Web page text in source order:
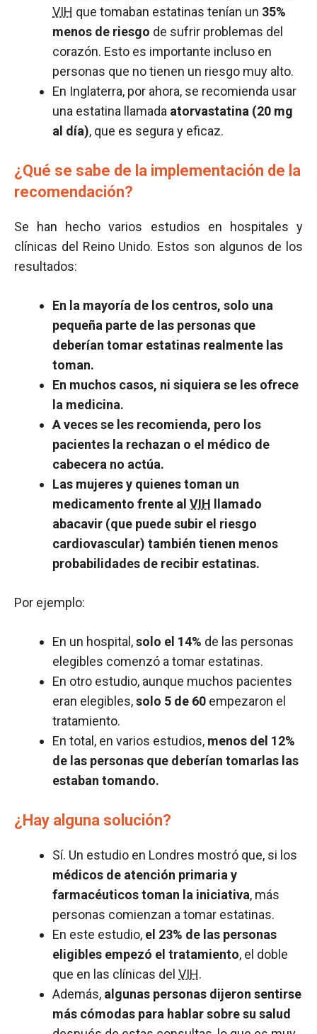
VIH que tomaban estatinas tenían un 35%
menos de riesgo de sufrir problemas del
corazón. Esto es importante incluso en
personas que no tienen un riesgo muy alto.
En Inglaterra, por ahora, se recomienda usar
una estatina llamada atorvastatina (20 mg
al día), que es segura y eficaz.
¿Qué se sabe de la implementación de la
recomendación?
Se han hecho varios estudios en hospitales y
clínicas del Reino Unido. Estos son algunos de los
resultados:
En la mayoría de los centros, solo una
pequeña parte de las personas que
deberían tomar estatinas realmente las
toman.
En muchos casos, ni siquiera se les ofrece
la medicina.
A veces se les recomienda, pero los
pacientes la rechazan o el médico de
cabecera no actúa.
Las mujeres y quienes toman un
medicamento frente al VIH llamado
abacavir (que puede subir el riesgo
cardiovascular) también tienen menos
probabilidades de recibir estatinas.
Por ejemplo:
En un hospital,solo el 14% de las personas
elegibles comenzó a tomar estatinas.
En otro estudio, aunque muchos pacientes
eran elegibles,solo 5 de 60 empezaron el
tratamiento.
En total, en varios estudios, menos del 12%
de las personas que deberían tomarlas las
estaban tomando.
¿Hay alguna solución?
Sí. Un estudio en Londres mostró que, si los
médicos de atención primaria y
farmacéuticos toman la iniciativa, más
personas comienzan a tomar estatinas.
En este estudio, el 23% de las personas
eligibles empezó el tratamiento, el doble
que en las clínicas del VIH.
Además, algunas personas dijeron sentirse
más cómodas para hablar sobre su salud